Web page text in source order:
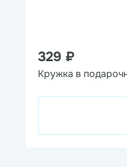
329 ₽
Кружка в